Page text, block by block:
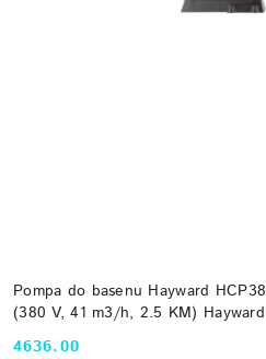
Pompa do basenu Hayward
(380 V, 41 m3/h, 2.5 KM) Hayward
4636.00